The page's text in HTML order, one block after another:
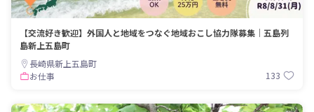
【交流好き歓迎】外国人と地域をつなぐ地域おこし協力隊募集｜五島列
島新上五島町
長崎県新上五島町
お仕事
133